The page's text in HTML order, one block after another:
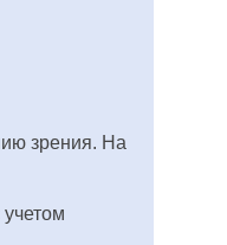
зрения. На